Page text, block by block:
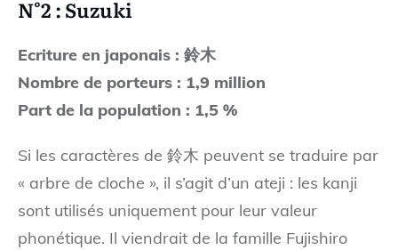
N°2 : Suzuki
Ecriture en japonais : 鈴木
Nombre de porteurs : 1,9 million
Part de la population : 1,5 %
Si les caractères de 鈴木 peuvent se traduire par
« arbre de cloche », il s’agit d’un ateji : les kanji
sont utilisés uniquement pour leur valeur
phonétique. Il viendrait de la famille Fujishiro